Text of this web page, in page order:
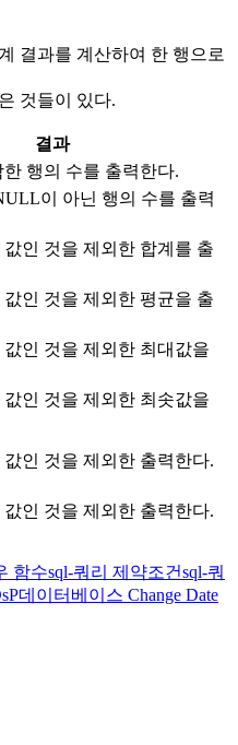
결과를 계산하여 한 행으로
것들이 있다.
결과
행의 수를 출력한다.
이 아닌 행의 수를 출력
인 것을 제외한 합계를 출
인 것을 제외한 평균을 출
인 것을 제외한 최대값을
인 것을 제외한 최솟값을
인 것을 제외한 출력한다.
인 것을 제외한 출력한다.
함수sql-쿼리 제약조건sql-쿼
데이터베이스 Change Date